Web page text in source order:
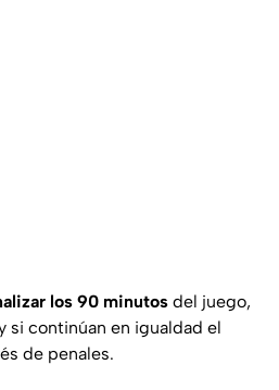
los 90 minutos del juego,
si continúan en igualdad el
de penales.